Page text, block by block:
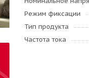
Режим фиксации
Тип продукта
Частота тока